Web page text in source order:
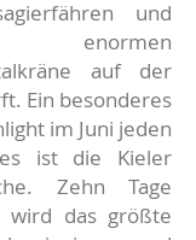
und
enormen
auf der
Ein besonderes
im Juni jeden
ist die Kieler
Zehn Tage
wird das größte